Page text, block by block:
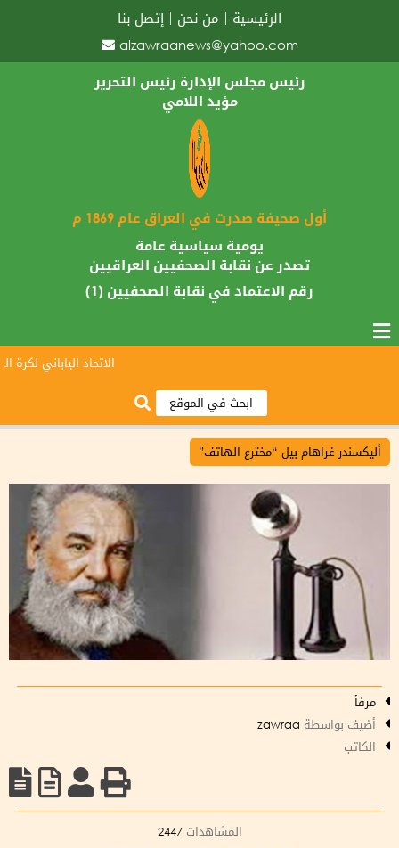
الرئيسية من نحن
إتصل بنا
alzawraanews@yahoo.com
رئيس مجلس الإدارة رئيس التحرير
مؤيد اللامي
أول صحيفة صدرت في العراق عام 1869 م
يومية سياسية عامة
تصدر عن نقابة الصحفيين العراقيين
رقم الاعتماد في نقابة الصحفيين (1)
الاتحاد الياباني لكرة
أليكسندر غراهام بيل “مخترع الهاتف”
مرفأ
أضيف بواسطة
الكاتب
المشاهدات 2447